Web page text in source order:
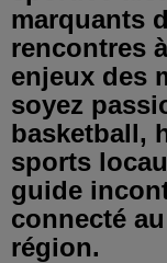
marquants
rencontres
enjeux des
soyez
basketball,
sports
guide
connecté
région.